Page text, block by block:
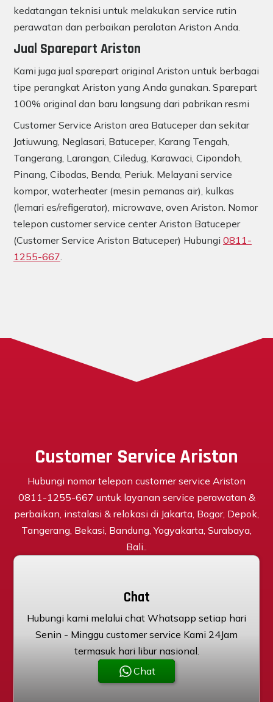
kedatangan teknisi untuk melakukan service rutin
perawatan dan perbaikan peralatan Ariston Anda.
Jual Sparepart Ariston
Kami juga jual sparepart original Ariston untuk berbagai
tipe perangkat Ariston yang Anda gunakan. Sparepart
100% original dan baru langsung dari pabrikan resmi
Customer Service Ariston area Batuceper dan sekitar
Jatiuwung, Neglasari, Batuceper, Karang Tengah,
Tangerang, Larangan, Ciledug, Karawaci, Cipondoh,
Pinang, Cibodas, Benda, Periuk. Melayani service
kompor, waterheater (mesin pemanas air), kulkas
(lemari es/refigerator), microwave, oven Ariston. Nomor
telepon customer service center Ariston Batuceper
(Customer Service Ariston Batuceper) Hubungi 0811-
1255-667.
Customer Service Ariston
Hubungi nomor telepon customer service Ariston
0811-1255-667 untuk layanan service perawatan &
perbaikan, instalasi & relokasi di Jakarta, Bogor, Depok,
Tangerang, Bekasi, Bandung, Yogyakarta, Surabaya,
Bali..
Chat
Hubungi kami melalui chat Whatsapp setiap hari
Senin - Minggu customer service Kami 24Jam
termasuk hari libur nasional.
Chat